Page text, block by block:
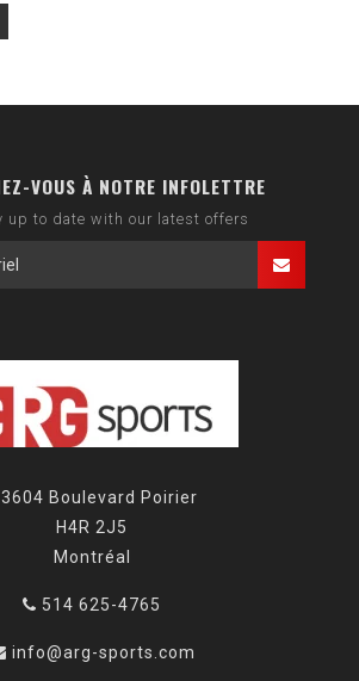
VOUS À NOTRE INFOLETTRE
up to date with our latest offers
3604 Boulevard Poirier
H4R 2J5
Montréal
514 625-4765
info@arg-sports.com